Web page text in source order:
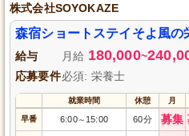
株式会社SOYOKAZE
森宿ショートステイそよ風の
給与 月給 180,000~
応募要件必須: 栄養士
就業時間 休憩 月
早番 6:00～ 15:00 60分 募集